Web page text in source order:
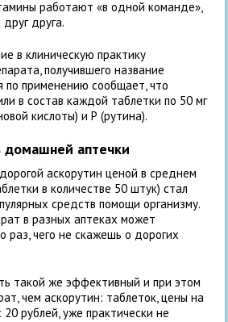
работают «в одной команде»,
друга.
в клиническую практику
получившего название
по применению сообщает, что
в состав каждой таблетки по 50 мг
кислоты) и Р (рутина).
домашней аптечки
аскорутин ценой в среднем
в количестве 50 штук) стал
средств помощи организму.
в разных аптеках может
раз, чего не скажешь о дорогих
такой же эффективный и при этом
чем аскорутин: таблеток, цены на
рублей, уже практически не